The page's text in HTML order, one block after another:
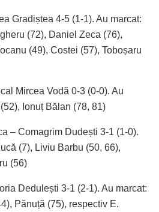
Gradiștea 4-5 (1-1). Au marcat:
(72), Daniel Zeca (76),
(49), Costei (57), Toboșaru
Mircea Vodă 0-3 (0-0). Au
Ionuț Bălan (78, 81)
– Comagrim Dudești 3-1 (1-0).
(7), Liviu Barbu (50, 66),
(56)
Dedulești 3-1 (2-1). Au marcat:
Pănuță (75), respectiv E.